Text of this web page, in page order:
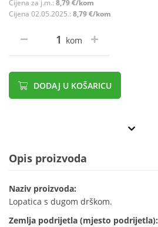
Cijena za j.m.: 8,79 €/kom
Cijena 02.05.2025.: 8,79 €/kom
kom
DODAJ U KOŠARICU
Opis proizvoda
Naziv proizvoda:
Lopatica s dugom drškom.
Zemlja podrijetla (mjesto podrijetla):